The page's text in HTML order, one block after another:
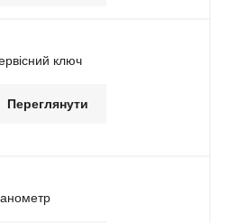
ключ
Переглянути